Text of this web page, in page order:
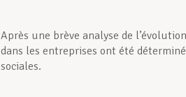
Après une brève analyse de
dans les entreprises ont été
sociales.